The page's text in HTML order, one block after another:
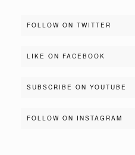
FOLLOW ON TWITTER
LIKE ON FACEBOOK
SUBSCRIBE ON YOUTUBE
FOLLOW ON INSTAGRAM